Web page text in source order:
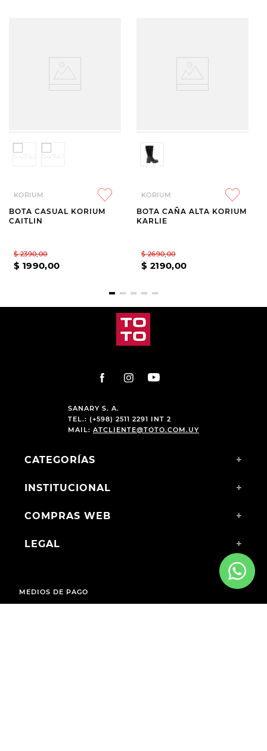
KORIUM
BOTA CASUAL KORIUM
CAITLIN
$ 2390,00
$ 1990,00
KORIUM
BOTA CAÑA ALTA KORIUM
KARLIE
$ 2690,00
$ 2190,00
SANARY S. A.
TEL.: (+598) 2511 2291 INT 2
MAIL: ATCLIENTE@TOTO.COM.UY
CATEGORÍAS +
INSTITUCIONAL +
COMPRAS WEB +
LEGAL +
MEDIOS DE PAGO